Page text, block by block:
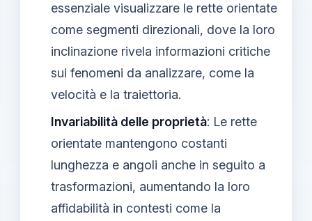
essenziale visualizzare le rette orientate
come segmenti direzionali, dove la loro
inclinazione rivela informazioni critiche
sui fenomeni da analizzare, come la
velocità e la traiettoria.
Invariabilità delle proprietà: Le rette
orientate mantengono costanti
lunghezza e angoli anche in seguito a
trasformazioni, aumentando la loro
affidabilità in contesti come la